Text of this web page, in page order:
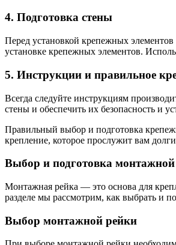
4. Подготовка стены
Перед установкой крепежных элементов
установке крепежных элементов.
5. Инструкции и правильное
Всегда следуйте инструкциям
стены и обеспечить их безопасность и
Правильный выбор и подготовка
крепление, которое прослужит вам
Выбор и подготовка
Монтажная рейка — это основа для
разделе мы рассмотрим, как выбрать и
Выбор монтажной рейки